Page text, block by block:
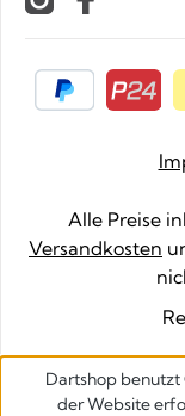
Alle Preise
Versandkosten
Dartshop benutzt
der Website